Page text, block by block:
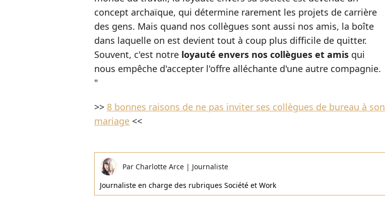
concept archaïque, qui détermine rarement les projets de carrière
des gens. Mais quand nos collègues sont aussi nos amis, la boîte
dans laquelle on est devient tout à coup plus difficile de quitter.
Souvent, c'est notre loyauté envers nos collègues et amis qui
nous empêche d'accepter l'offre alléchante d'une autre compagnie.
"
>> 8 bonnes raisons de ne pas inviter ses collègues de bureau à son
mariage <<
Par Charlotte Arce | Journaliste
Journaliste en charge des rubriques Société et Work